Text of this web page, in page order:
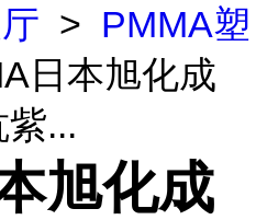
> PMMA塑
日本旭化成
...
旭化成